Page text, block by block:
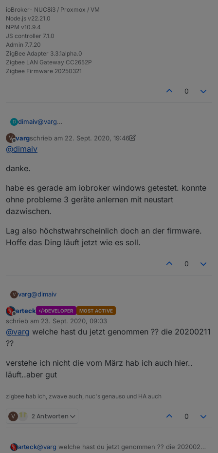
ioBroker- NUC8i3 / Proxmox / VM
Node.js v22.21.0
NPM v10.9.4
JS controller 7.1.0
Admin 7.7.20
ZigBee Adapter 3.3.1alpha.0
Zigbee LAN Gateway CC2652P
Zigbee Firmware 20250321
0
D dimaiv@varg
V
Offline
vargschrieb am 22. Sept. 2020, 19:46
zuletzt editiert von varg
@dimaiv
danke.
habe es gerade am iobroker windows getestet. konnte
ohne probleme 3 geräte anlernen mit neustart
dazwischen.
Lag also höchstwahrscheinlich doch an der firmware.
Hoffe das Ding läuft jetzt wie es soll.
0
V varg@dimaiv
danke.
habe es gerade am iobroker windows getestet. konnte
Hoffe das Ding läuft jetzt wie es soll.
Offline
arteck DEVELOPER MOST ACTIVE
schrieb am 23. Sept. 2020, 09:03
zuletzt editiert von
@varg welche hast du jetzt genommen ?? die 20200211
??
verstehe ich nicht die vom März hab ich auch hier..
läuft..aber gut
zigbee hab ich, zwave auch, nuc's genauso und HA auch
V 2 Antworten 0
arteck@varg welche hast du jetzt genommen ?? die 20200211